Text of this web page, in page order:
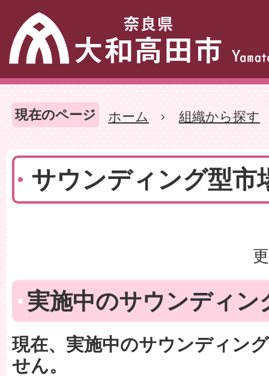
現在のページ ホーム 組織から探す
サウンディング型市
実施中のサウンディン
現在、実施中のサウンディン
せん。